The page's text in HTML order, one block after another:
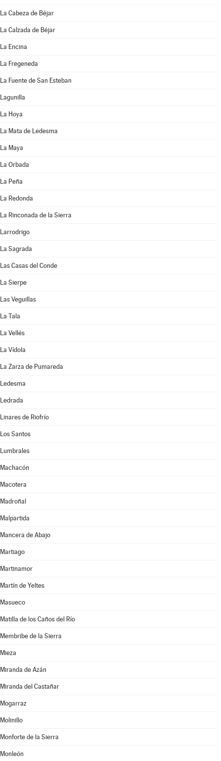
La Cabeza de Béjar
La Calzada de Béjar
La Encina
La Fregeneda
La Fuente de San Esteban
Lagunilla
La Hoya
La Mata de Ledesma
La Maya
La Orbada
La Peña
La Redonda
La Rinconada de la Sierra
Larrodrigo
La Sagrada
Las Casas del Conde
La Sierpe
Las Veguillas
La Tala
La Vellés
La Vídola
La Zarza de Pumareda
Ledesma
Ledrada
Linares de Riofrío
Los Santos
Lumbrales
Machacón
Macotera
Madroñal
Malpartida
Mancera de Abajo
Martiago
Martinamor
Martín de Yeltes
Masueco
Matilla de los Caños del Río
Membribe de la Sierra
Mieza
Miranda de Azán
Miranda del Castañar
Mogarraz
Molinillo
Monforte de la Sierra
Monleón